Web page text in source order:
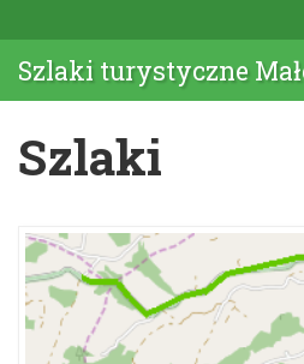
Szlaki turystyczne
Szlaki